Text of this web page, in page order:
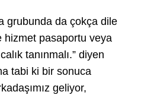
grubunda da çokça dile
hizmet pasaportu veya
tanınmalı.” diyen
tabi ki bir sonuca
geliyor,